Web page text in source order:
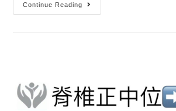
Continue Reading